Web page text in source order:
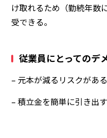
け取れるため（勤続年数
受できる。
従業員にとってのデ
– 元本が減るリスクがある
– 積立金を簡単に引き出